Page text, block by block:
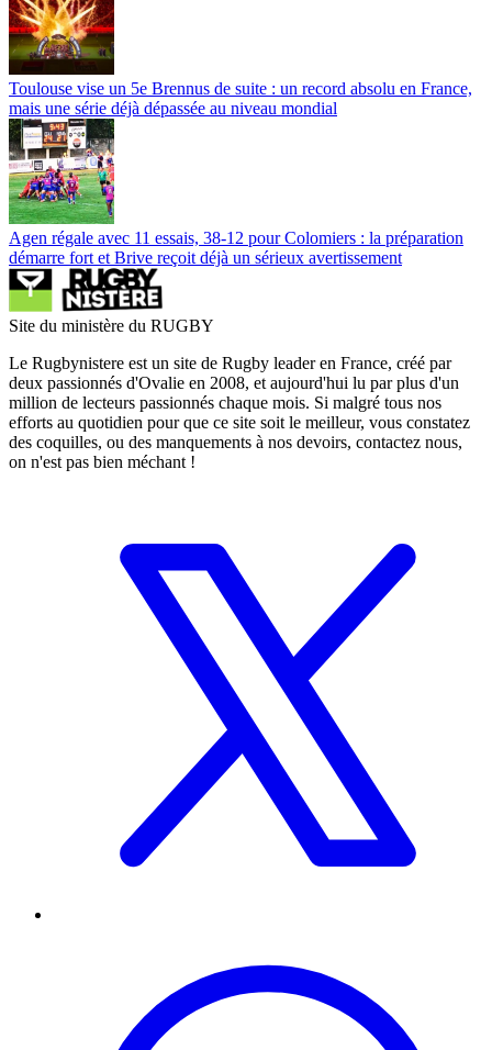
Toulouse vise un 5e Brennus de suite : un record absolu en France,
mais une série déjà dépassée au niveau mondial
Agen régale avec 11 essais, 38-12 pour Colomiers : la préparation
démarre fort et Brive reçoit déjà un sérieux avertissement
Site du ministère du RUGBY
Le Rugbynistere est un site de Rugby leader en France, créé par
deux passionnés d'Ovalie en 2008, et aujourd'hui lu par plus d'un
million de lecteurs passionnés chaque mois. Si malgré tous nos
efforts au quotidien pour que ce site soit le meilleur, vous constatez
des coquilles, ou des manquements à nos devoirs, contactez nous,
on n'est pas bien méchant !